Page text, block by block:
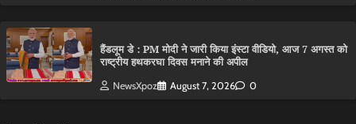
हैंडलूम डे : PM मोदी ने जारी किया इंस्टा वीडियो, आज 7 अगस्त को
राष्ट्रीय हथकरघा दिवस मनाने की अपील
NewsXpoz August 7, 2026 0